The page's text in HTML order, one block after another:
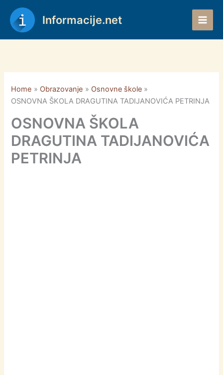
content
Informacije.net
Home Obrazovanje
Osnovne škole
OSNOVNA ŠKOLA DRAGUTINA TADIJANOVIĆA PETRINJA
OSNOVNA ŠKOLA
DRAGUTINA TADIJANOVIĆA
PETRINJA